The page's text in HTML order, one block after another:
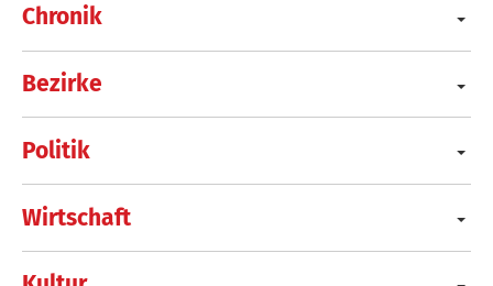
Chronik
Bezirke
Politik
Wirtschaft